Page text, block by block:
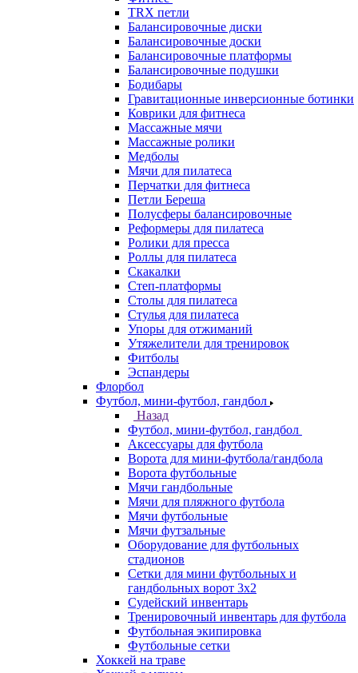
TRX петли
Балансировочные диски
Балансировочные доски
Балансировочные платформы
Балансировочные подушки
Бодибары
Гравитационные инверсионные ботинки
Коврики для фитнеса
Массажные мячи
Массажные ролики
Медболы
Мячи для пилатеса
Перчатки для фитнеса
Петли Береша
Полусферы балансировочные
Реформеры для пилатеса
Ролики для пресса
Роллы для пилатеса
Скакалки
Степ-платформы
Столы для пилатеса
Стулья для пилатеса
Упоры для отжиманий
Утяжелители для тренировок
Фитболы
Эспандеры
Флорбол
Футбол, мини-футбол, гандбол
Назад
Футбол, мини-футбол, гандбол
Аксессуары для футбола
Ворота для мини-футбола/гандбола
Ворота футбольные
Мячи гандбольные
Мячи для пляжного футбола
Мячи футбольные
Мячи футзальные
Оборудование для футбольных
стадионов
Сетки для мини футбольных и
гандбольных ворот 3х2
Судейский инвентарь
Тренировочный инвентарь для футбола
Футбольная экипировка
Футбольные сетки
Хоккей на траве